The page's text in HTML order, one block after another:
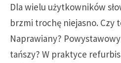
Dla wielu użytkowników
brzmi trochę niejasno. Czy
Naprawiany?
tańszy? W praktyce